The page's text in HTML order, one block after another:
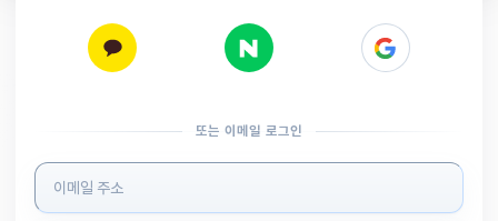
또는 이메일 로그인
로그인 정보 입력